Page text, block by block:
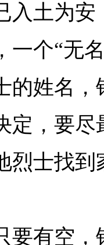
入土为
一个“无
的姓名
定，要
烈士找
要有空